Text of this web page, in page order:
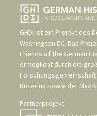
GHDI ist ein Projekt des
Washington DC. Das
Friends of the German
ermöglicht durch die
Forschungsgemeinschaft
Bucerius sowie der Max
Partnerprojekt